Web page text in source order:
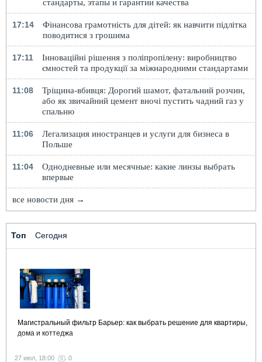
стандарты, этапы и гарантии качества
17:14
Фінансова грамотність для дітей: як навчити підлітка
поводитися з грошима
17:11
Інноваційні рішення з поліпропілену: виробництво
ємностей та продукції за міжнародними стандартами
11:08
Тріщина-вбивця: Дорогий шамот, фатальний розчин,
або як звичайний цемент вночі пустить чадний газ у
спальню
11:06
Легализация иностранцев и услуги для бизнеса в
Польше
11:04
Однодневные или месячные: какие линзы выбрать
впервые
все новости дня →
Топ Сегодня
Магистральный фильтр Барьер: как выбрать решение для квартиры,
дома и коттеджа
27 июл, 18:00 0